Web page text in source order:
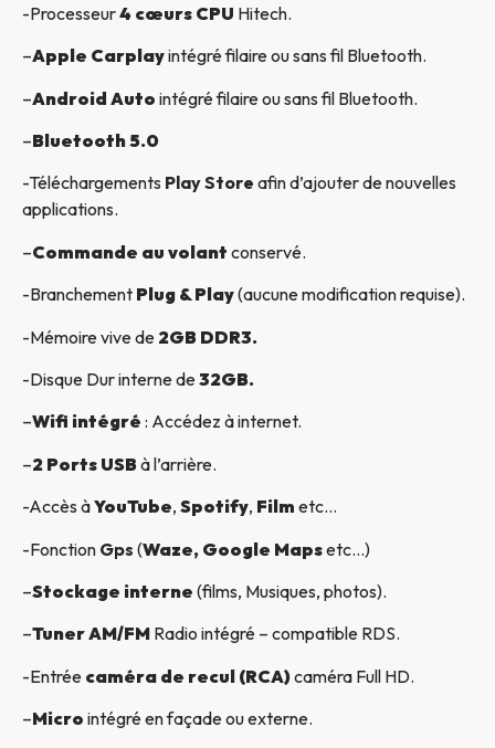
-Processeur4 cœurs CPU Hitech.
–Apple Carplayintégré filaire ou sans fil Bluetooth.
–Android Auto intégré filaire ou sans fil Bluetooth.
–Bluetooth 5.0
-Téléchargements Play Store afin d’ajouter de nouvelles
applications.
–Commande au volant conservé.
-Branchement Plug & Play(aucune modification requise).
-Mémoire vive de 2GB DDR3.
-Disque Dur interne de32GB.
–Wifi intégré : Accédez à internet.
–2 Ports USBà l’arrière.
-Accès àYouTube, Spotify, Film etc…
-Fonction Gps (Waze, Google Mapsetc…)
–Stockage interne (films, Musiques, photos).
–Tuner AM/FM Radio intégré – compatible RDS.
-Entrée caméra de recul (RCA)caméra Full HD.
–Micro intégré en façade ou externe.